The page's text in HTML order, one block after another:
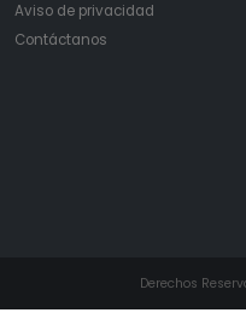
Aviso de privacidad
Contáctanos
Derechos